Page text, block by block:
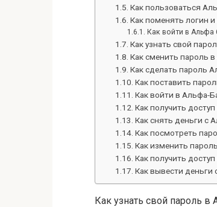
Как пользоваться
Как поменять логин
Как войти в Альфа
Как узнать свой
Как сменить пароль
Как сделать пароль
Как поставить
Как войти в Альфа-
Как получить
Как снять деньги с
Как посмотреть
Как изменить
Как получить
Как вывести деньги
Как узнать свой пароль в